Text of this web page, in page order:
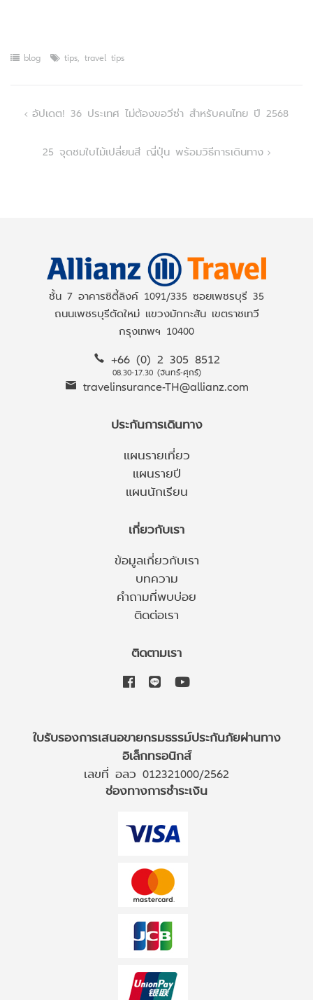
blog tips, travel tips
Post
navigation
อัปเดต! 36 ประเทศ ไม่ต้องขอวีซ่า สำหรับคนไทย ปี 2568
25 จุดชมใบไม้เปลี่ยนสี ญี่ปุ่น พร้อมวิธีการเดินทาง
ชั้น 7 อาคารซิตี้ลิงค์ 1091/335 ซอยเพชรบุรี 35
ถนนเพชรบุรีตัดใหม่ แขวงมักกะสัน เขตราชเทวี
กรุงเทพฯ 10400
+66 (0) 2 305 8512
08.30-17.30 (จันทร์-ศุกร์)
travelinsurance-TH@allianz.com
ประกันการเดินทาง
แผนรายเที่ยว
แผนรายปี
แผนนักเรียน
เกี่ยวกับเรา
ข้อมูลเกี่ยวกับเรา
บทความ
คำถามที่พบบ่อย
ติดต่อเรา
ติดตามเรา
ใบรับรองการเสนอขายกรมธรรม์ประกันภัยผ่านทาง
อิเล็กทรอนิกส์
เลขที่ อลว 012321000/2562
ช่องทางการชำระเงิน